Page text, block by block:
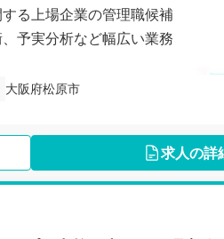
る上場企業の管理職候補
予実分析など幅広い業務
大阪府松原市
求人の詳